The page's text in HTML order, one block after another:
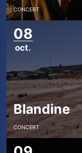
CONCERT
08
oct.
Blandine
CONCERT